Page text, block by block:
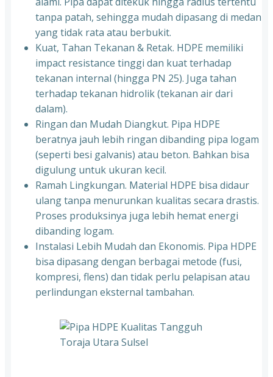
tanpa patah, sehingga mudah dipasang di medan
yang tidak rata atau berbukit.
Kuat, Tahan Tekanan & Retak. HDPE memiliki
impact resistance tinggi dan kuat terhadap
tekanan internal (hingga PN 25). Juga tahan
terhadap tekanan hidrolik (tekanan air dari
dalam).
Ringan dan Mudah Diangkut. Pipa HDPE
beratnya jauh lebih ringan dibanding pipa logam
(seperti besi galvanis) atau beton. Bahkan bisa
digulung untuk ukuran kecil.
Ramah Lingkungan. Material HDPE bisa didaur
ulang tanpa menurunkan kualitas secara drastis.
Proses produksinya juga lebih hemat energi
dibanding logam.
Instalasi Lebih Mudah dan Ekonomis. Pipa HDPE
bisa dipasang dengan berbagai metode (fusi,
kompresi, flens) dan tidak perlu pelapisan atau
perlindungan eksternal tambahan.